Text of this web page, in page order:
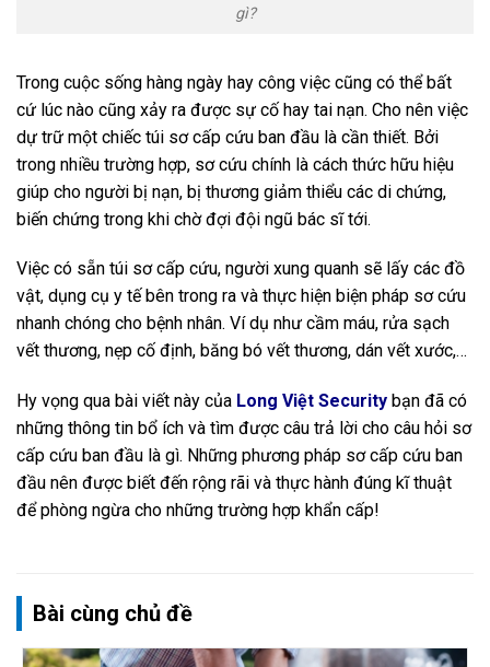
gì?
Trong cuộc sống hàng ngày hay công việc cũng có thể bất
cứ lúc nào cũng xảy ra được sự cố hay tai nạn. Cho nên việc
dự trữ một chiếc túi sơ cấp cứu ban đầu là cần thiết. Bởi
trong nhiều trường hợp, sơ cứu chính là cách thức hữu hiệu
giúp cho người bị nạn, bị thương giảm thiểu các di chứng,
biến chứng trong khi chờ đợi đội ngũ bác sĩ tới.
Việc có sẵn túi sơ cấp cứu, người xung quanh sẽ lấy các đồ
vật, dụng cụ y tế bên trong ra và thực hiện biện pháp sơ cứu
nhanh chóng cho bệnh nhân. Ví dụ như cầm máu, rửa sạch
vết thương, nẹp cố định, băng bó vết thương, dán vết xước,…
Hy vọng qua bài viết này của Long Việt Security bạn đã có
những thông tin bổ ích và tìm được câu trả lời cho câu hỏi sơ
cấp cứu ban đầu là gì. Những phương pháp sơ cấp cứu ban
đầu nên được biết đến rộng rãi và thực hành đúng kĩ thuật
để phòng ngừa cho những trường hợp khẩn cấp!
Bài cùng chủ đề